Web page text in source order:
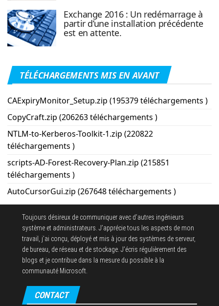
Exchange 2016 : Un redémarrage à
partir d’une installation précédente
est en attente.
TÉLÉCHARGEMENTS MIS EN AVANT
CAExpiryMonitor_Setup.zip (195379 téléchargements )
CopyCraft.zip (206263 téléchargements )
NTLM-to-Kerberos-Toolkit-1.zip (220822
téléchargements )
scripts-AD-Forest-Recovery-Plan.zip (215851
téléchargements )
AutoCursorGui.zip (267648 téléchargements )
Toujours désireux de communiquer avec d’autres ingénieurs
système et administrateurs. J’apprécie tous les aspects de mon
travail, j’ai conçu, déployé et mis à jour des systèmes de serveur,
de bureau, de réseau et de stockage. J’écris régulièrement des
blogs et je contribue dans la mesure du possible à la
communauté Microsoft.
CONTACT